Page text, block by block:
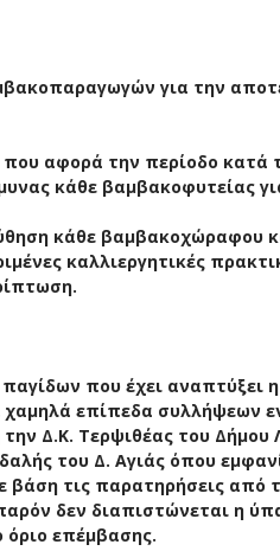
για την
που αφορά την περίοδο
κάθε βαμβακοφυτείας
κάθε βαμβακοχώραφου
καλλιεργητικές
που έχει αναπτύξει
χαμηλά επίπεδα συλλήψεων
την Δ.Κ. Τερψιθέας του
του Δ. Αγιάς όπου
τις παρατηρήσεις από
δεν διαπιστώνεται η
επέμβασης.